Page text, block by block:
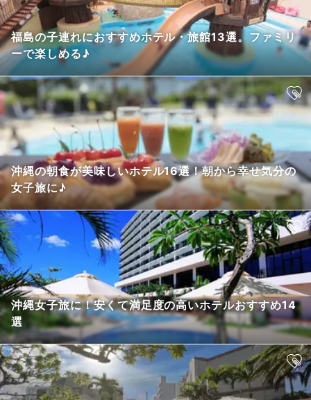
福島の子連れにおすすめホテル・旅館13選。ファミリ
ーで楽しめる♪
沖縄の朝食が美味しいホテル16選！朝から幸せ気分の
女子旅に♪
沖縄女子旅に！安くて満足度の高いホテルおすすめ14
選